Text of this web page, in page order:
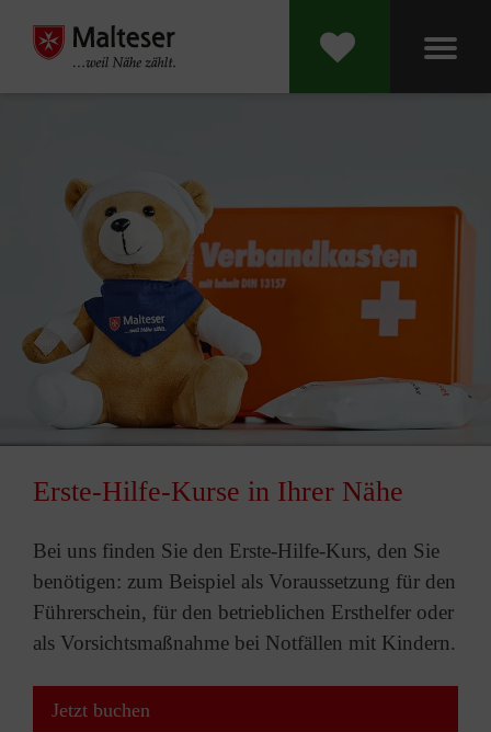
Erste-Hilfe-Kurse in Ihrer Nähe
Bei uns finden Sie den Erste-Hilfe-Kurs, den Sie
benötigen: zum Beispiel als Voraussetzung für den
Führerschein, für den betrieblichen Ersthelfer oder
als Vorsichtsmaßnahme bei Notfällen mit Kindern.
Jetzt buchen